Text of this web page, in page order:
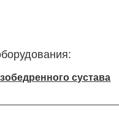
сустава